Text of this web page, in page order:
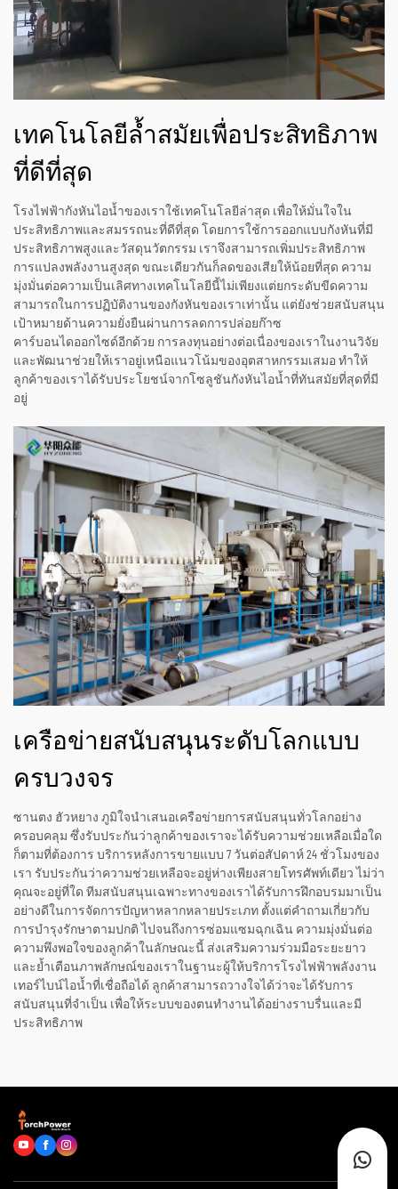
เทคโนโลยีล้ำสมัยเพื่อประสิทธิภาพ
ที่ดีที่สุด
โรงไฟฟ้ากังหันไอน้ำของเราใช้เทคโนโลยีล่าสุด เพื่อให้มั่นใจใน
ประสิทธิภาพและสมรรถนะที่ดีที่สุด โดยการใช้การออกแบบกังหันที่มี
ประสิทธิภาพสูงและวัสดุนวัตกรรม เราจึงสามารถเพิ่มประสิทธิภาพ
การแปลงพลังงานสูงสุด ขณะเดียวกันก็ลดของเสียให้น้อยที่สุด ความ
มุ่งมั่นต่อความเป็นเลิศทางเทคโนโลยีนี้ไม่เพียงแต่ยกระดับขีดความ
สามารถในการปฏิบัติงานของกังหันของเราเท่านั้น แต่ยังช่วยสนับสนุน
เป้าหมายด้านความยั่งยืนผ่านการลดการปล่อยก๊าซ
คาร์บอนไดออกไซด์อีกด้วย การลงทุนอย่างต่อเนื่องของเราในงานวิจัย
และพัฒนาช่วยให้เราอยู่เหนือแนวโน้มของอุตสาหกรรมเสมอ ทำให้
ลูกค้าของเราได้รับประโยชน์จากโซลูชันกังหันไอน้ำที่ทันสมัยที่สุดที่มี
อยู่
เครือข่ายสนับสนุนระดับโลกแบบ
ครบวงจร
ซานตง ฮัวหยาง ภูมิใจนำเสนอเครือข่ายการสนับสนุนทั่วโลกอย่าง
ครอบคลุม ซึ่งรับประกันว่าลูกค้าของเราจะได้รับความช่วยเหลือเมื่อใด
ก็ตามที่ต้องการ บริการหลังการขายแบบ 7 วันต่อสัปดาห์ 24 ชั่วโมงของ
เรา รับประกันว่าความช่วยเหลือจะอยู่ห่างเพียงสายโทรศัพท์เดียว ไม่ว่า
คุณจะอยู่ที่ใด ทีมสนับสนุนเฉพาะทางของเราได้รับการฝึกอบรมมาเป็น
อย่างดีในการจัดการปัญหาหลากหลายประเภท ตั้งแต่คำถามเกี่ยวกับ
การบำรุงรักษาตามปกติ ไปจนถึงการซ่อมแซมฉุกเฉิน ความมุ่งมั่นต่อ
ความพึงพอใจของลูกค้าในลักษณะนี้ ส่งเสริมความร่วมมือระยะยาว
และย้ำเตือนภาพลักษณ์ของเราในฐานะผู้ให้บริการโรงไฟฟ้าพลังงาน
เทอร์ไบน์ไอน้ำที่เชื่อถือได้ ลูกค้าสามารถวางใจได้ว่าจะได้รับการ
สนับสนุนที่จำเป็น เพื่อให้ระบบของตนทำงานได้อย่างราบรื่นและมี
ประสิทธิภาพ